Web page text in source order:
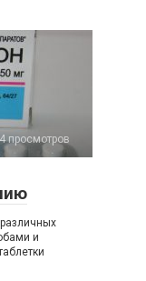
просмотров
и